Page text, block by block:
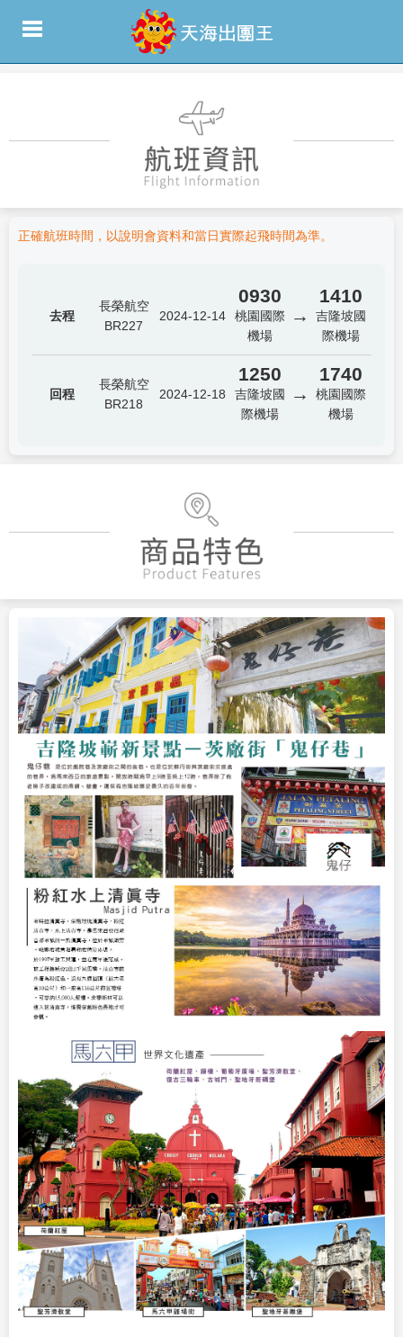
正確航班時間，以說明會資料和當日實際起飛時間為準。
去程
長榮航空
BR227
2024-12-14
0930
桃園國際
機場
→
1410
吉隆坡國
際機場
回程
長榮航空
BR218
2024-12-18
1250
吉隆坡國
際機場
→
1740
桃園國際
機場